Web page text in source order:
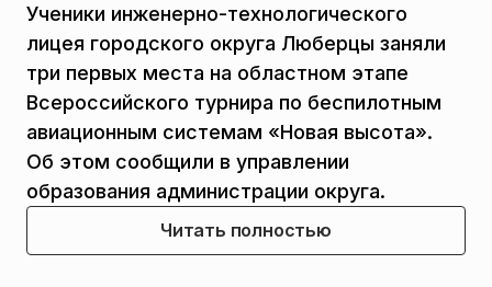
Ученики инженерно-технологического
лицея городского округа Люберцы заняли
три первых места на областном этапе
Всероссийского турнира по беспилотным
авиационным системам «Новая высота».
Об этом сообщили в управлении
образования администрации округа.
Читать полностью